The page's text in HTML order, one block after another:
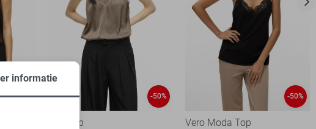
-20% -50%
Vila Top
-50%
Vero Moda Top
informatie